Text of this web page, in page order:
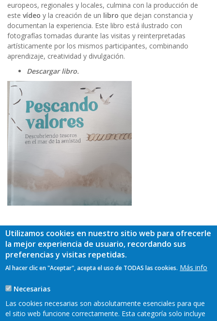
europeos, regionales y locales, culmina con la producción de
este vídeo y la creación de un libro que dejan constancia y
documentan la experiencia. Este libro está ilustrado con
fotografías tomadas durante las visitas y reinterpretadas
artísticamente por los mismos participantes, combinando
aprendizaje, creatividad y divulgación.
Descargar libro.
Grupo de Desarrollo
Utilizamos cookies en nuestro sitio web para ofrecerle
la mejor experiencia de usuario, recordando sus
preferencias y visitas repetidas.
Al hacer clic en "Aceptar", acepta el uso de TODAS las cookies. Más info
Necesarias
Las cookies necesarias son absolutamente esenciales para que
el sitio web funcione correctamente. Esta categoría solo incluye